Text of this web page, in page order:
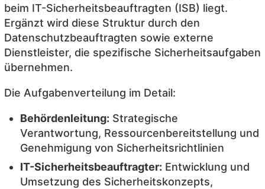
beim IT-Sicherheitsbeauftragten (ISB) liegt.
Ergänzt wird diese Struktur durch den
Datenschutzbeauftragten sowie externe
Dienstleister, die spezifische Sicherheitsaufgaben
übernehmen.
Die Aufgabenverteilung im Detail:
Behördenleitung: Strategische
Verantwortung, Ressourcenbereitstellung und
Genehmigung von Sicherheitsrichtlinien
IT-Sicherheitsbeauftragter: Entwicklung und
Umsetzung des Sicherheitskonzepts,